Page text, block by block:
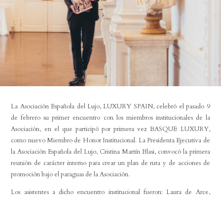
La Asociación Española del Lujo, LUXURY SPAIN, celebró el pasado 9
de febrero su primer encuentro con los miembros institucionales de la
Asociación, en el que participó por primera vez BASQUE LUXURY,
como nuevo Miembro de Honor Institucional. La Presidenta Ejecutiva de
la Asociación Española del Lujo, Cristina Martín Blasi, convocó la primera
reunión de carácter interno para crear un plan de ruta y de acciones de
promoción bajo el paraguas de la Asociación.
Los asistentes a dicho encuentro institucional fueron: Laura de Arce,